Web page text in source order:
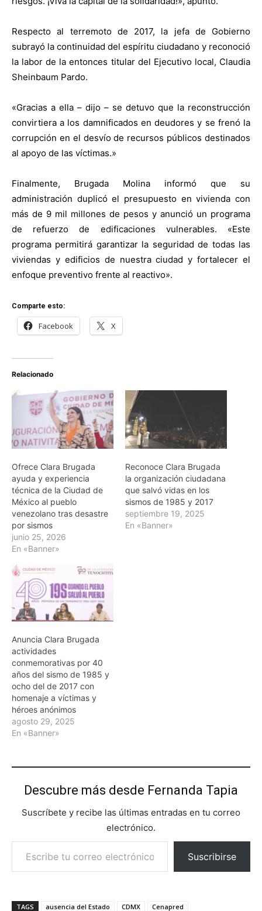
Respecto al terremoto de 2017, la jefa de Gobierno
subrayó la continuidad del espíritu ciudadano y reconoció
la labor de la entonces titular del Ejecutivo local, Claudia
Sheinbaum Pardo.
«Gracias a ella – dijo – se detuvo que la reconstrucción
convirtiera a los damnificados en deudores y se frenó la
corrupción en el desvío de recursos públicos destinados
al apoyo de las víctimas.»
Finalmente, Brugada Molina informó que su
administración duplicó el presupuesto en vivienda con
más de 9 mil millones de pesos y anunció un programa
de refuerzo de edificaciones vulnerables. «Este
programa permitirá garantizar la seguridad de todas las
viviendas y edificios de nuestra ciudad y fortalecer el
enfoque preventivo frente al reactivo».
Comparte esto:
Facebook X
Relacionado
Ofrece Clara Brugada
ayuda y experiencia
técnica de la Ciudad de
México al pueblo
venezolano tras desastre
por sismos
junio 25, 2026
En «Banner»
Reconoce Clara Brugada
la organización ciudadana
que salvó vidas en los
sismos de 1985 y 2017
septiembre 19, 2025
En «Banner»
Anuncia Clara Brugada
actividades
conmemorativas por 40
años del sismo de 1985 y
ocho del de 2017 con
homenaje a víctimas y
héroes anónimos
agosto 29, 2025
En «Banner»
Descubre más desde Fernanda Tapia
Suscríbete y recibe las últimas entradas en tu correo
electrónico.
Escribe tu correo electrónico…
Suscribirse
TAGS ausencia del Estado CDMX
Cenapred